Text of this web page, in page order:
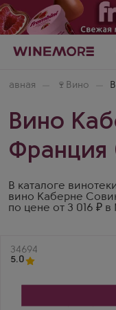
Главная 🍷 Вино
Вино
Франция
В каталоге
вино Каберне
по цене от 3 016 ₽
Артикул
34694
5.0